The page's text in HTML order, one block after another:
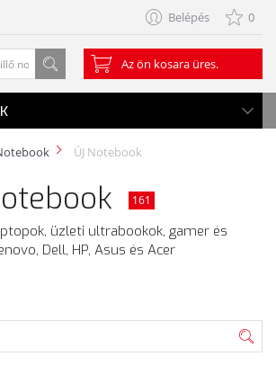
Belépés 0
Az ön kosara üres.
ÚJ Notebook
161
üzleti ultrabookok, gamer és
Dell, HP, Asus és Acer